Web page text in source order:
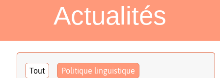
Actualités
Tout Politique linguistique